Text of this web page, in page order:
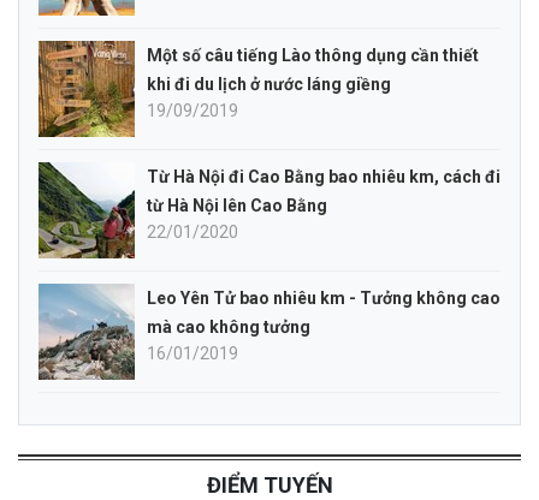
Một số câu tiếng Lào thông dụng cần thiết
khi đi du lịch ở nước láng giềng
19/09/2019
Từ Hà Nội đi Cao Bằng bao nhiêu km, cách đi
từ Hà Nội lên Cao Bằng
22/01/2020
Leo Yên Tử bao nhiêu km - Tưởng không cao
mà cao không tưởng
16/01/2019
ĐIỂM TUYẾN